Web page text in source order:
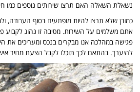
נשאלת השאלה האם תרצו שירותים נוספים כמו
כמובן שלא תרצו להיות מופתעים בסוף העבודה,
אתם משלמים על השירות. מסיבה זו נהוג לקבוע
פגישה במהלכה אנו מבקרים בנכס ומעריכים את
להיערך. בהתאם לכך תוכלו לקבל הצעת מחיר